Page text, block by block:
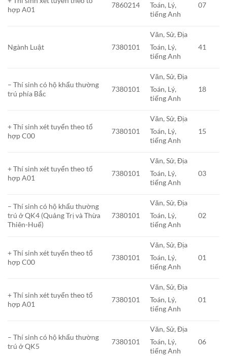
hợp A01
7860214
Toán, Lý,
tiếng Anh
07
Ngành Luật 7380101
Văn, Sử, Địa
Toán, Lý,
tiếng Anh
41
– Thí sinh có hộ khẩu thường
trú phía Bắc
7380101
Văn, Sử, Địa
Toán, Lý,
tiếng Anh
18
+ Thí sinh xét tuyển theo tổ
hợp C00
7380101
Văn, Sử, Địa
Toán, Lý,
tiếng Anh
15
+ Thí sinh xét tuyển theo tổ
hợp A01
7380101
Văn, Sử, Địa
Toán, Lý,
tiếng Anh
03
– Thí sinh có hộ khẩu thường
trú ở QK4 (Quảng Trị và Thừa
Thiên-Huế)
7380101
Văn, Sử, Địa
Toán, Lý,
tiếng Anh
02
+ Thí sinh xét tuyển theo tổ
hợp C00
7380101
Văn, Sử, Địa
Toán, Lý,
tiếng Anh
01
+ Thí sinh xét tuyển theo tổ
hợp A01
7380101
Văn, Sử, Địa
Toán, Lý,
tiếng Anh
01
– Thí sinh có hộ khẩu thường
trú ở QK5
7380101
Văn, Sử, Địa
Toán, Lý,
tiếng Anh
06